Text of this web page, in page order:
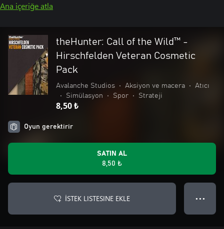
Ana içeriğe atla
theHunter: Call of the Wild™ -
Hirschfelden Veteran Cosmetic
Pack
Avalanche Studios • Aksiyon ve macera •
Atıcı
•
Simülasyon • Spor • Strateji
8,50 ₺
Oyun gerektirir
SATIN AL
8,50 ₺
İSTEK LISTESINE EKLE ● ● ●